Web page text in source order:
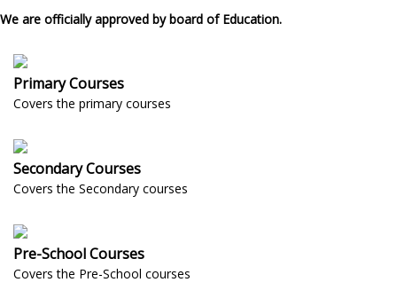
We are officially approved by board of Education.
Primary Courses
Covers the primary courses
Secondary Courses
Covers the Secondary courses
Pre-School Courses
Covers the Pre-School courses